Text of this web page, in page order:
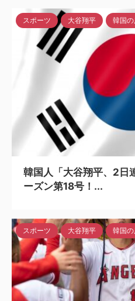
スポーツ 大谷翔平 韓国
韓国人「大谷翔平、2日
ーズン第18号！...
スポーツ 大谷翔平 韓国